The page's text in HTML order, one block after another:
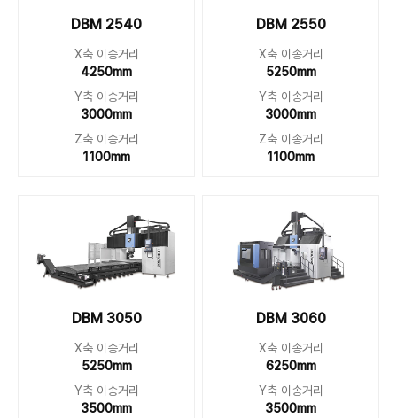
DBM 2540
X축 이송거리
4250mm
Y축 이송거리
3000mm
Z축 이송거리
1100mm
DBM 2550
X축 이송거리
5250mm
Y축 이송거리
3000mm
Z축 이송거리
1100mm
DBM 3050
X축 이송거리
5250mm
Y축 이송거리
3500mm
DBM 3060
X축 이송거리
6250mm
Y축 이송거리
3500mm